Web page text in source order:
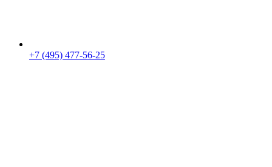
+7 (495) 477-56-25